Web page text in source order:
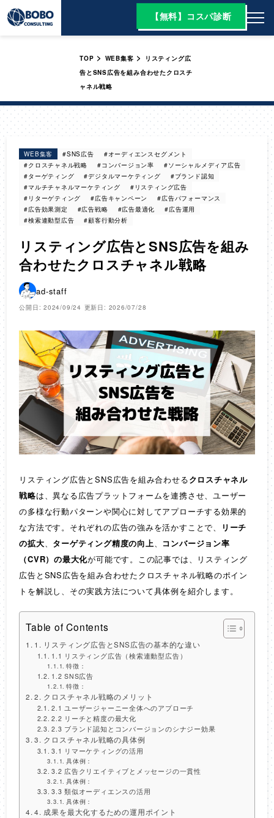
【無料】コスパ診断
TOP > WEB集客 >
リスティング広
告とSNS広告を組み合わせたクロスチ
ャネル戦略
WEB集客 #SNS広告
#オーディエンスセグメント
#クロスチャネル戦略
#コンバージョン率
#ソーシャルメディア広告
#ターゲティング
#デジタルマーケティング
#ブランド認知
#マルチチャネルマーケティング
#リスティング広告
#リターゲティング
#広告キャンペーン
#広告パフォーマンス
#広告効果測定
#広告戦略 #広告最適化
#広告運用
#検索連動型広告
#顧客行動分析
リスティング広告とSNS広告を組み
合わせたクロスチャネル戦略
ad-staff
公開日: 2024/09/24 更新日: 2026/07/28
リスティング広告とSNS広告を組み合わせるクロスチャネル
戦略は、異なる広告プラットフォームを連携させ、ユーザー
の多様な行動パターンや関心に対してアプローチする効果的
な方法です。それぞれの広告の強みを活かすことで、
リーチ
の拡大、 ターゲティング精度の向上、 コンバージョン率
（CVR）の最大化が可能です。この記事では、リスティング
広告とSNS広告を組み合わせたクロスチャネル戦略のポイン
トを解説し、その実践方法について具体例を紹介します。
Table of Contents
1. リスティング広告とSNS広告の基本的な違い
1.1 リスティング広告（検索連動型広告）
特徴：
1.2 SNS広告
特徴：
2. クロスチャネル戦略のメリット
2.1 ユーザージャーニー全体へのアプローチ
2.2 リーチと精度の最大化
2.3 ブランド認知とコンバージョンのシナジー効果
3. クロスチャネル戦略の具体例
3.1 リマーケティングの活用
具体例：
3.2 広告クリエイティブとメッセージの一貫性
具体例：
3.3 類似オーディエンスの活用
具体例：
4. 成果を最大化するための運用ポイント